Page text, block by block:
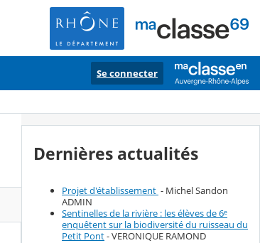
Se connecter
Dernières actualités
Projet d'établissement - Michel Sandon
ADMIN
Sentinelles de la rivière : les élèves de 6ᵉ
enquêtent sur la biodiversité du ruisseau du
Petit Pont- VERONIQUE RAMOND